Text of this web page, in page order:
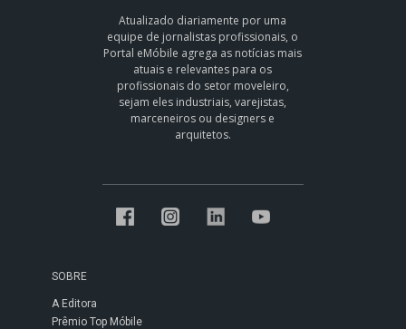
Atualizado diariamente por uma
equipe de jornalistas profissionais, o
Portal eMóbile agrega as notícias mais
atuais e relevantes para os
profissionais do setor moveleiro,
sejam eles industriais, varejistas,
marceneiros ou designers e
arquitetos.
SOBRE
A Editora
Prêmio Top Móbile